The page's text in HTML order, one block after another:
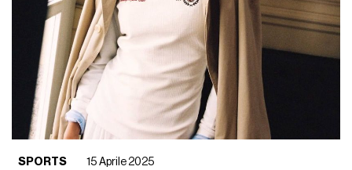
SPORTS
15 Aprile 2025